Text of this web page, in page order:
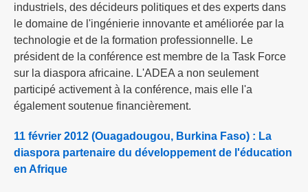
industriels, des décideurs politiques et des experts dans
le domaine de l'ingénierie innovante et améliorée par la
technologie et de la formation professionnelle. Le
président de la conférence est membre de la Task Force
sur la diaspora africaine. L'ADEA a non seulement
participé activement à la conférence, mais elle l'a
également soutenue financièrement.
11 février 2012 (Ouagadougou, Burkina Faso) : La
diaspora partenaire du développement de l'éducation
en Afrique